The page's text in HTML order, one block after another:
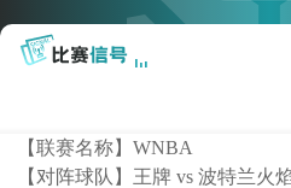
【联赛名称】WNBA
【对阵球队】 王牌 vs 波特兰火